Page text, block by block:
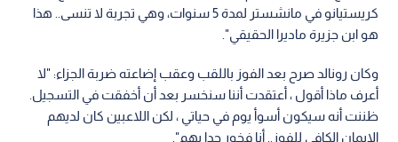
كريستيانو في مانشستر لمدة 5 سنوات، وهي تجربة لا تنسى.. هذا
هو ابن جزيرة ماديرا الحقيقي".
وكان رونالد صرح بعد الفوز باللقب وعقب إضاعته ضربة الجزاء: "لا
أعرف ماذا أقول ، أعتقدت أننا سنخسر بعد أن أخفقت في التسجيل.
ظننت أنه سيكون أسوأ يوم في حياتي ، لكن اللاعبين كان لديهم
الإيمان الكافي للفوز.. أنا فخور جدا بهم".